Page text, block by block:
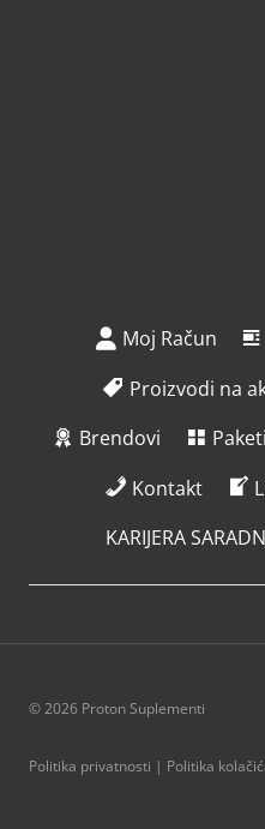
Moj Račun
Proizvodi na
Brendovi
Kontakt
KARIJERA
© 2026 Proton Suplementi
Politika privatnosti | Politika